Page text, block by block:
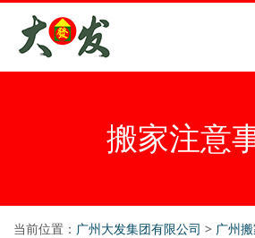
搬家注意
当前位置： 广州大发集团有限公司 > 广州